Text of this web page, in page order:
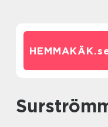
HEMMAKÄK.